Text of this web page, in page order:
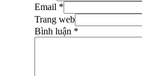
Email *
Trang web
Bình luận *